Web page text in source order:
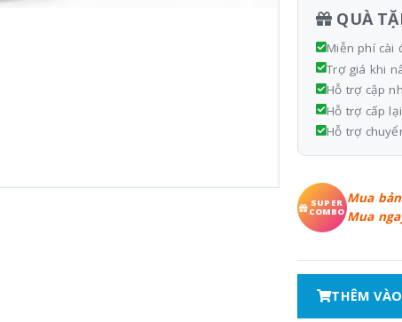
QUÀ
Miễn phí cài
Trợ giá khi
Hỗ trợ cập
Hỗ trợ cấp
Hỗ trợ
SUPER
COMBO
Mua
Mua
THÊM